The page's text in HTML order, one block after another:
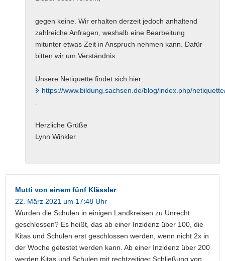
gegen keine. Wir erhalten derzeit jedoch anhaltend
zahlreiche Anfragen, weshalb eine Bearbeitung
mitunter etwas Zeit in Anspruch nehmen kann. Dafür
bitten wir um Verständnis.
Unsere Netiquette findet sich hier:
https://www.bildung.sachsen.de/blog/index.php/
Herzliche Grüße
Lynn Winkler
Mutti von einem fünf Klässler
22. März 2021 um 17:48 Uhr
Wurden die Schulen in einigen Landkreisen zu Unrecht
geschlossen? Es heißt, das ab einer Inzidenz über 100, die
Kitas und Schulen erst geschlossen werden, wenn nicht 2x in
der Woche getestet werden kann. Ab einer Inzidenz über 200
werden Kitas und Schulen mit rechtzeitiger Schließung von